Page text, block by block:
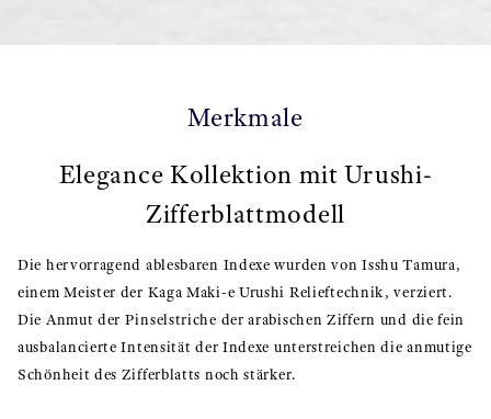
Merkmale
Elegance Kollektion mit Urushi-
Zifferblattmodell
Die hervorragend ablesbaren Indexe wurden von Isshu Tamura,
einem Meister der Kaga Maki-e Urushi Relieftechnik, verziert.
Die Anmut der Pinselstriche der arabischen Ziffern und die fein
ausbalancierte Intensität der Indexe unterstreichen die anmutige
Schönheit des Zifferblatts noch stärker.